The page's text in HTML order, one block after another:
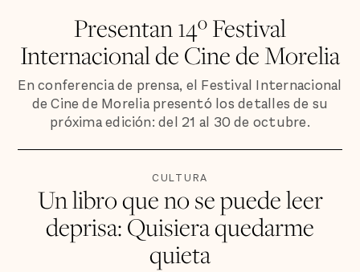
Presentan 14º Festival
Internacional de Cine de Morelia
En conferencia de prensa, el Festival Internacional
de Cine de Morelia presentó los detalles de su
próxima edición: del 21 al 30 de octubre.
CULTURA
Un libro que no se puede leer
deprisa: Quisiera quedarme
quieta